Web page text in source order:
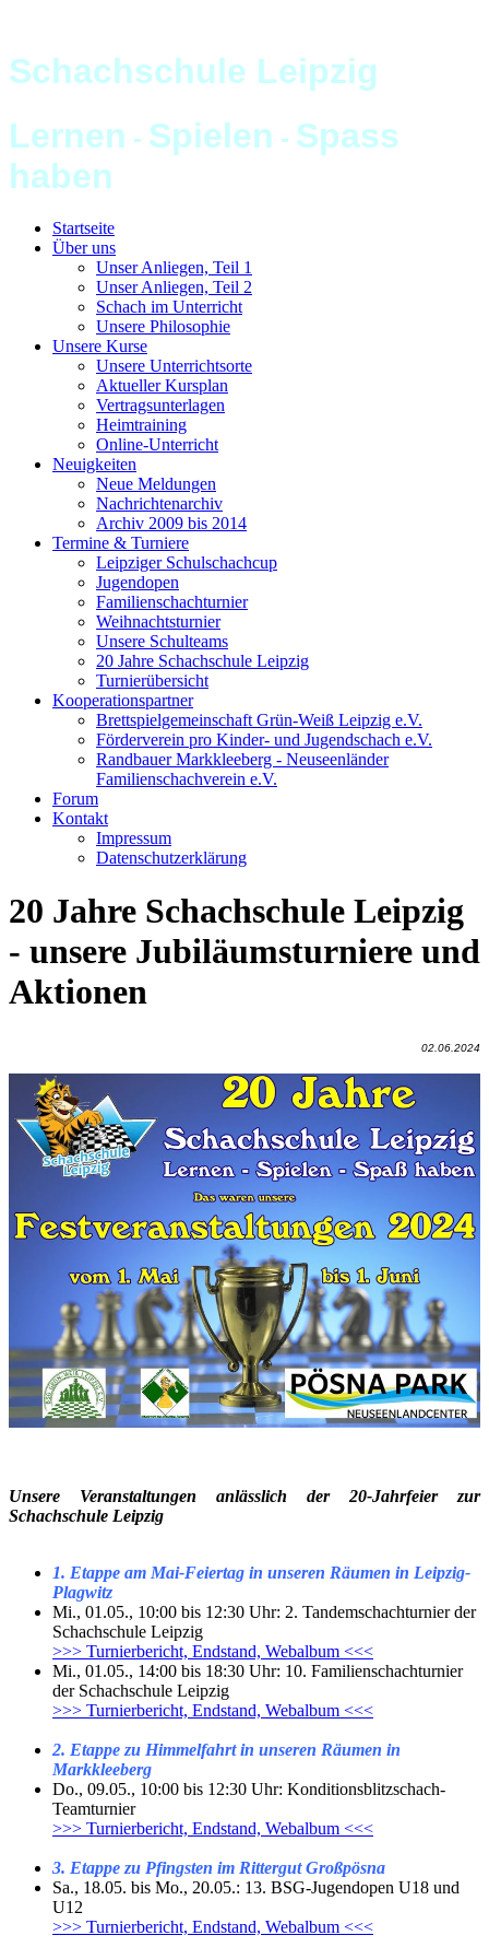
Schachschule Leipzig
Lernen - Spielen - Spass
haben
Startseite
Über uns
Unser Anliegen, Teil 1
Unser Anliegen, Teil 2
Schach im Unterricht
Unsere Philosophie
Unsere Kurse
Unsere Unterrichtsorte
Aktueller Kursplan
Vertragsunterlagen
Heimtraining
Online-Unterricht
Neuigkeiten
Neue Meldungen
Nachrichtenarchiv
Archiv 2009 bis 2014
Termine & Turniere
Leipziger Schulschachcup
Jugendopen
Familienschachturnier
Weihnachtsturnier
Unsere Schulteams
20 Jahre Schachschule Leipzig
Turnierübersicht
Kooperationspartner
Brettspielgemeinschaft Grün-Weiß Leipzig e.V.
Förderverein pro Kinder- und Jugendschach e.V.
Randbauer Markkleeberg - Neuseenländer
Familienschachverein e.V.
Forum
Kontakt
Impressum
Datenschutzerklärung
20 Jahre Schachschule Leipzig
- unsere Jubiläumsturniere und
Aktionen
02.06.2024
Unsere Veranstaltungen anlässlich der 20-Jahrfeier zur
Schachschule Leipzig
1. Etappe am Mai-Feiertag in unseren Räumen in Leipzig-
Plagwitz
Mi., 01.05., 10:00 bis 12:30 Uhr: 2. Tandemschachturnier der
Schachschule Leipzig
>>> Turnierbericht, Endstand, Webalbum <<<
Mi., 01.05., 14:00 bis 18:30 Uhr: 10. Familienschachturnier
der Schachschule Leipzig
>>> Turnierbericht, Endstand, Webalbum <<<
2. Etappe zu Himmelfahrt in unseren Räumen in
Markkleeberg
Do., 09.05., 10:00 bis 12:30 Uhr: Konditionsblitzschach-
Teamturnier
>>> Turnierbericht, Endstand, Webalbum <<<
3. Etappe zu Pfingsten im Rittergut Großpösna
Sa., 18.05. bis Mo., 20.05.: 13. BSG-Jugendopen U18 und
U12
>>> Turnierbericht, Endstand, Webalbum <<<